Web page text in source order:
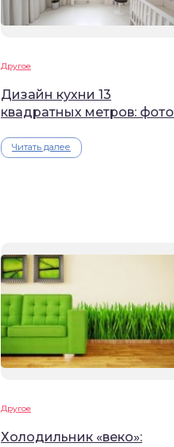
Другое
Дизайн кухни 13
квадратных метров: фото
Читать далее
Другое
Холодильник «веко»: